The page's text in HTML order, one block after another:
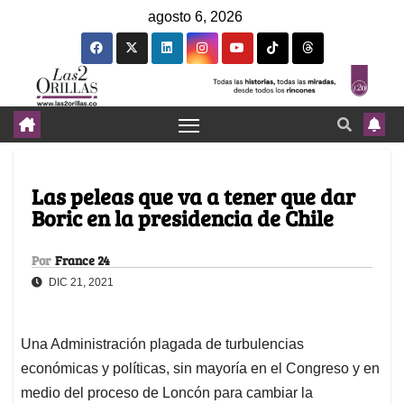
agosto 6, 2026
Las peleas que va a tener que dar
Boric en la presidencia de Chile
Por France 24
DIC 21, 2021
Una Administración plagada de turbulencias
económicas y políticas, sin mayoría en el Congreso y en
medio del proceso de Loncón para cambiar la